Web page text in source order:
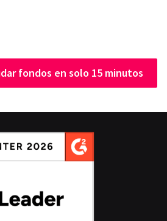
fondos en solo 15 minutos